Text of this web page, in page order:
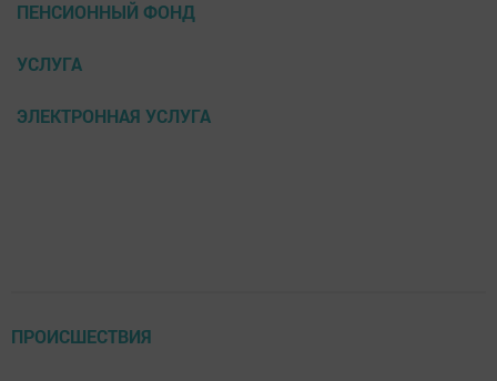
ПЕНСИОННЫЙ ФОНД
УСЛУГА
ЭЛЕКТРОННАЯ УСЛУГА
ПРОИСШЕСТВИЯ